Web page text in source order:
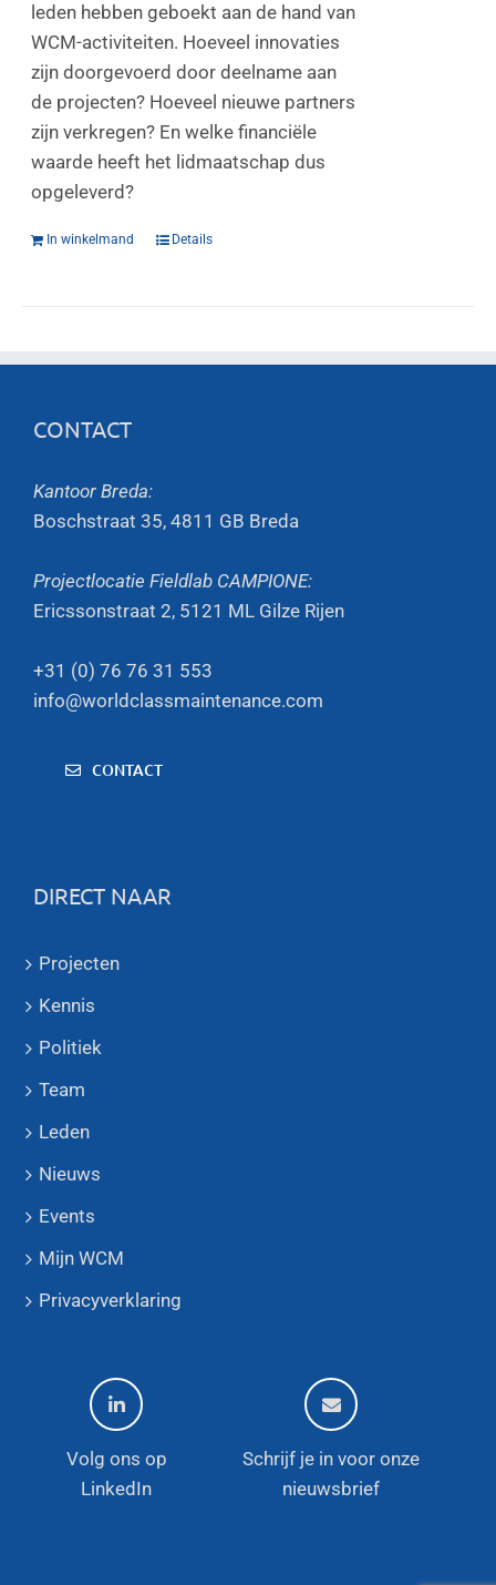
leden hebben geboekt aan de hand van
WCM-activiteiten. Hoeveel innovaties
zijn doorgevoerd door deelname aan
de projecten? Hoeveel nieuwe partners
zijn verkregen? En welke financiële
waarde heeft het lidmaatschap dus
opgeleverd?
In winkelmand Details
CONTACT
Kantoor Breda:
Boschstraat 35, 4811 GB Breda
Projectlocatie Fieldlab CAMPIONE:
Ericssonstraat 2, 5121 ML Gilze Rijen
+31 (0) 76 76 31 553
info@worldclassmaintenance.com
CONTACT
DIRECT NAAR
Projecten
Kennis
Politiek
Team
Leden
Nieuws
Events
Mijn WCM
Privacyverklaring
Volg ons op
LinkedIn
Schrijf je in voor onze
nieuwsbrief